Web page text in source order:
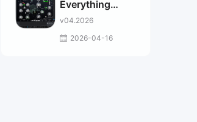
Everything
Bundle
v04.2026
2026-04-16